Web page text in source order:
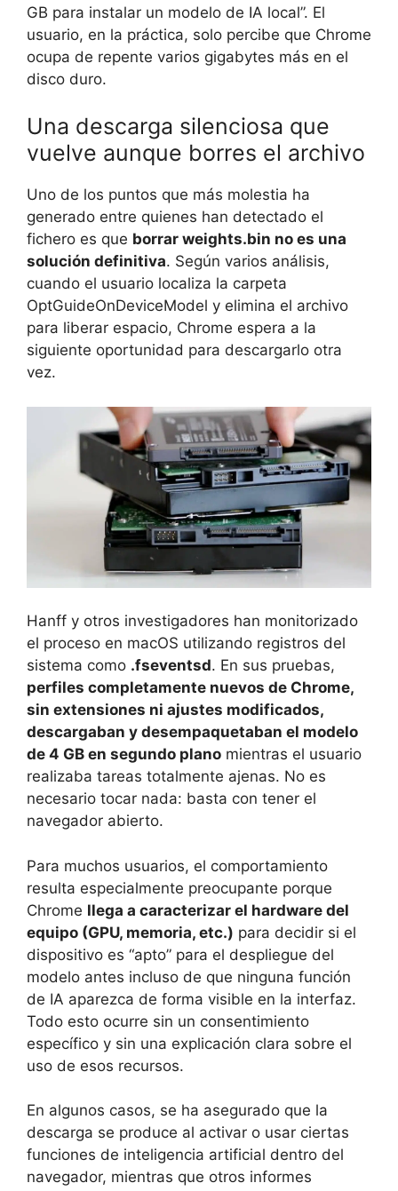
GB para instalar un modelo de IA local”. El
usuario, en la práctica, solo percibe que Chrome
ocupa de repente varios gigabytes más en el
disco duro.
Una descarga silenciosa que
vuelve aunque borres el archivo
Uno de los puntos que más molestia ha
generado entre quienes han detectado el
fichero es que borrar weights.bin no es una
solución definitiva. Según varios análisis,
cuando el usuario localiza la carpeta
OptGuideOnDeviceModel y elimina el archivo
para liberar espacio, Chrome espera a la
siguiente oportunidad para descargarlo otra
vez.
Hanff y otros investigadores han monitorizado
el proceso en macOS utilizando registros del
sistema como .fseventsd. En sus pruebas,
perfiles completamente nuevos de Chrome,
sin extensiones ni ajustes modificados,
descargaban y desempaquetaban el modelo
de 4 GB en segundo plano mientras el usuario
realizaba tareas totalmente ajenas. No es
necesario tocar nada: basta con tener el
navegador abierto.
Para muchos usuarios, el comportamiento
resulta especialmente preocupante porque
Chrome llega a caracterizar el hardware del
equipo (GPU, memoria, etc.) para decidir si el
dispositivo es “apto” para el despliegue del
modelo antes incluso de que ninguna función
de IA aparezca de forma visible en la interfaz.
Todo esto ocurre sin un consentimiento
específico y sin una explicación clara sobre el
uso de esos recursos.
En algunos casos, se ha asegurado que la
descarga se produce al activar o usar ciertas
funciones de inteligencia artificial dentro del
navegador, mientras que otros informes